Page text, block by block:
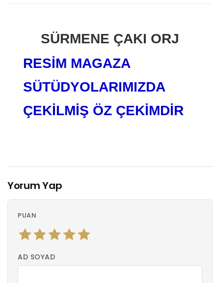
SÜRMENE ÇAKI ORJ
RESİM MAGAZA
SÜTÜDYOLARIMIZDA
ÇEKİLMİŞ ÖZ ÇEKİMDİR
Yorum Yap
PUAN
AD SOYAD